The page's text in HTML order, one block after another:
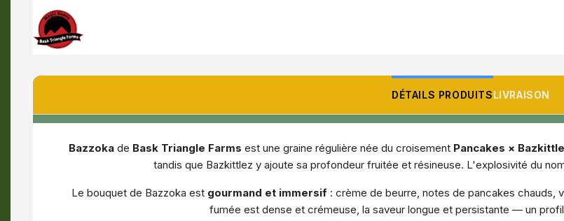
DÉTAILS PRODUITSLIVRAISON
Bazzoka de Bask Triangle Farms est une graine régulière née du croisement Pancakes ×
tandis que Bazkittlez y ajoute sa profondeur fruitée et résineuse. L'explosivité du
Le bouquet de Bazzoka est gourmand et immersif: crème de beurre, notes de pancakes chauds,
fumée est dense et crémeuse, la saveur longue et persistante — un